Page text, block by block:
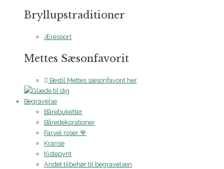
Bryllupstraditioner
Æresport
Mettes Sæsonfavorit
Bestil Mettes sæsonfavorit her
Begravelse
Bårebuketter
Båredekorationer
Farvel roser 🌹
Kranse
Kistepynt
Andet tilbehør til begravelsen